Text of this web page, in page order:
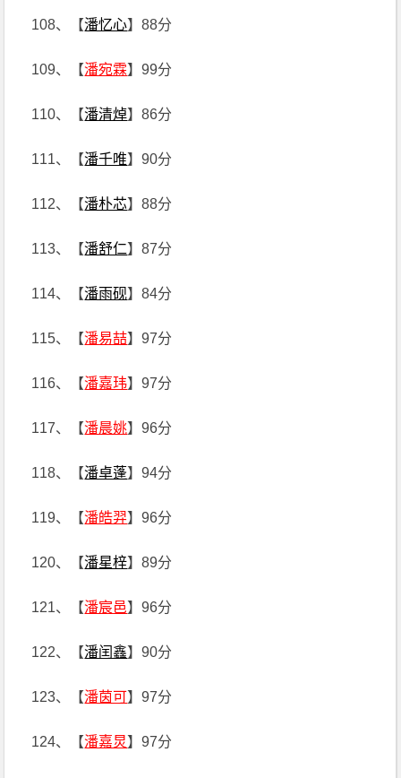
108、【潘忆心】88分
109、【潘宛霖】99分
110、【潘清焯】86分
111、【潘千唯】90分
112、【潘朴芯】88分
113、【潘舒仁】87分
114、【潘雨砚】84分
115、【潘易喆】97分
116、【潘嘉玮】97分
117、【潘晨姚】96分
118、【潘卓蓬】94分
119、【潘皓羿】96分
120、【潘星梓】89分
121、【潘宸邑】96分
122、【潘闰鑫】90分
123、【潘茵可】97分
124、【潘嘉炅】97分